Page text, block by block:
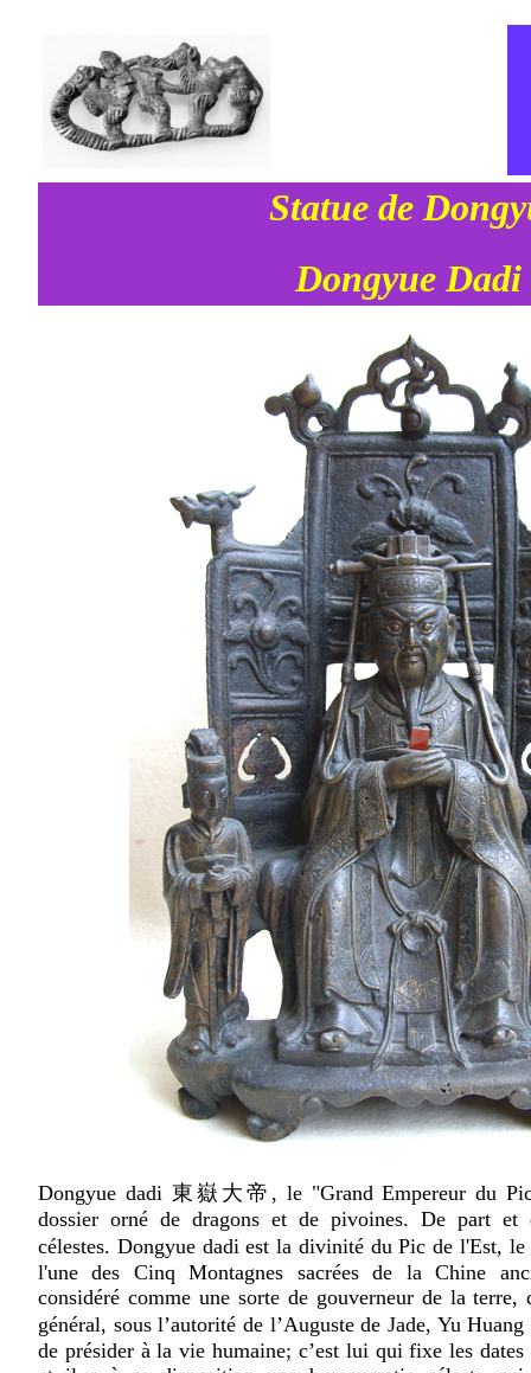
Statue de
Dongyue
Dongyue dadi 東嶽大帝, le "Grand Empereur du
dossier orné de dragons et de pivoines. De part et
célestes. Dongyue dadi est la divinité du Pic de l'Est,
l'une des Cinq Montagnes sacrées de la Chine
considéré comme une sorte de gouverneur de la
général, sous l’autorité de l’Auguste de Jade, Yu
de présider à la vie humaine; c’est lui qui fixe les dates